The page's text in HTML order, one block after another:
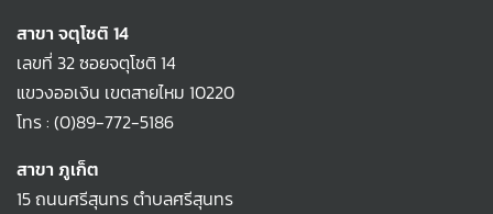
สาขา จตุโชติ 14
เลขที่ 32 ซอยจตุโชติ 14
แขวงออเงิน เขตสายไหม 10220
โทร : (0)89-772-5186
สาขา ภูเก็ต
15 ถนนศรีสุนทร ตำบลศรีสุนทร